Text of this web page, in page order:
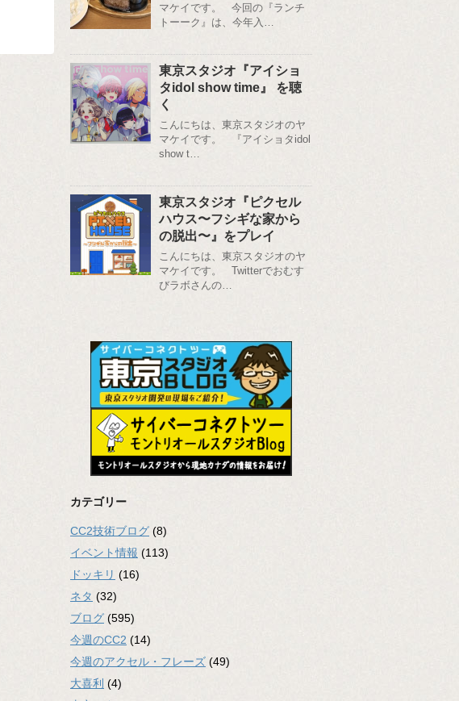
マケイです。 今回の『ランチ
トーーク』は、今年入…
東京スタジオ『アイショ
タidol show time』 を聴
く
こんにちは、東京スタジオのヤ
マケイです。 『アイショタidol
show t…
東京スタジオ『ピクセル
ハウス〜フシギな家から
の脱出〜』をプレイ
こんにちは、東京スタジオのヤ
マケイです。 Twitterでおむす
びラボさんの…
カテゴリー
CC2技術ブログ (8)
イベント情報 (113)
ドッキリ (16)
ネタ (32)
ブログ (595)
今週のCC2 (14)
今週のアクセル・フレーズ (49)
大喜利 (4)